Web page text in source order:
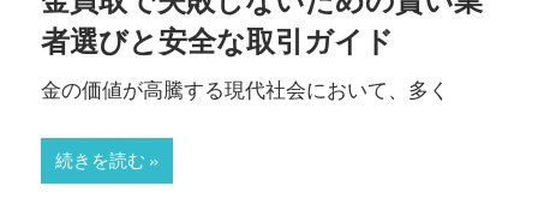
者選びと安全な取引ガイド
金の価値が高騰する現代社会において、多く
続きを読む